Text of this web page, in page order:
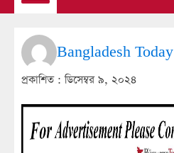
Bangladesh Today
প্রকাশিত :ডিসেম্বর ৯, ২০২৪